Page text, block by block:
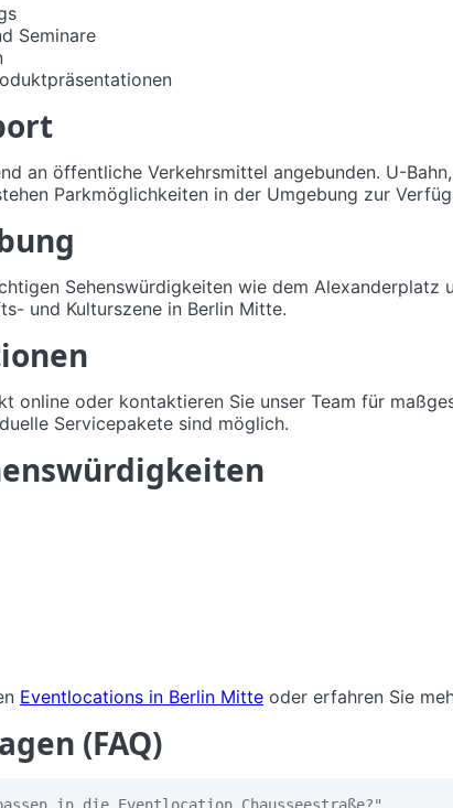
Seminare
an öffentliche Verkehrsmittel angebunden. U-
Parkmöglichkeiten in der Umgebung zur
Sehenswürdigkeiten wie dem Alexanderplatz
und Kulturszene in Berlin Mitte.
online oder kontaktieren Sie unser Team für
Servicepakete sind möglich.
Eventlocations in Berlin Mitte oder erfahren Sie
(FAQ)
in die Eventlocation Chausseestraße?"